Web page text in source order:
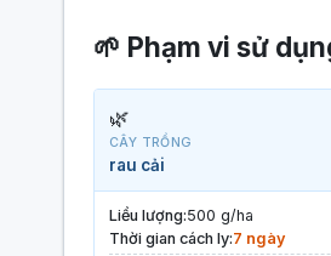
🌱 Phạm vi sử
🌿
CÂY TRỒNG
rau cải
Liều lượng:500 g/ha
Thời gian cách ly:7 ngày